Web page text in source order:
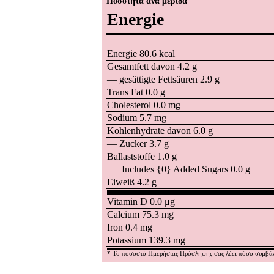
Energie
Energie 80.6 kcal
Gesamtfett davon 4.2 g
― gesättigte Fettsäuren 2.9 g
Trans Fat 0.0 g
Cholesterol 0.0 mg
Sodium 5.7 mg
Kohlenhydrate davon 6.0 g
― Zucker 3.7 g
Ballaststoffe 1.0 g
Includes {0} Added Sugars 0.0 g
Eiweiß 4.2 g
Vitamin D 0.0 μg
Calcium 75.3 mg
Iron 0.4 mg
Potassium 139.3 mg
* Το ποσοστό Ημερήσιας Πρόσληψης σας λέει πόσο